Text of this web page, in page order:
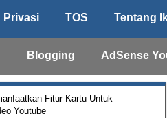
Privasi TOS Tentang
Blogging AdSense
Fitur Kartu Untuk
Youtube